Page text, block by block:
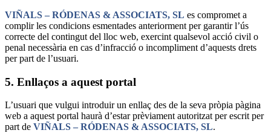
VIÑALS – RÓDENAS & ASSOCIATS, SL es compromet a
complir les condicions esmentades anteriorment per garantir l’ús
correcte del contingut del lloc web, exercint qualsevol acció civil o
penal necessària en cas d’infracció o incompliment d’aquests drets
per part de l’usuari.
5. Enllaços a aquest portal
L’usuari que vulgui introduir un enllaç des de la seva pròpia pàgina
web a aquest portal haurà d’estar prèviament autoritzat per escrit per
part de VIÑALS – RÓDENAS & ASSOCIATS, SL.